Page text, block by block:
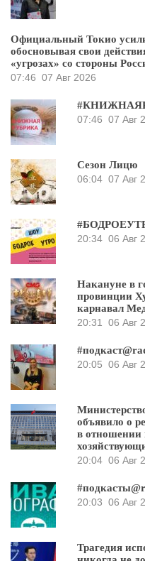
Официальный Токио
обосновывая свои
«угрозах» со стороны
07:46 07 Авг 2026
07:46 07 Авг
Сезон Лицю
06:04 07 Авг
20:34 06 Авг
Накануне в
провинции
карнавал
20:31 06 Авг
20:05 06 Авг
объявило о
в отношении
20:04 06 Авг
20:03 06 Авг
Трагедия